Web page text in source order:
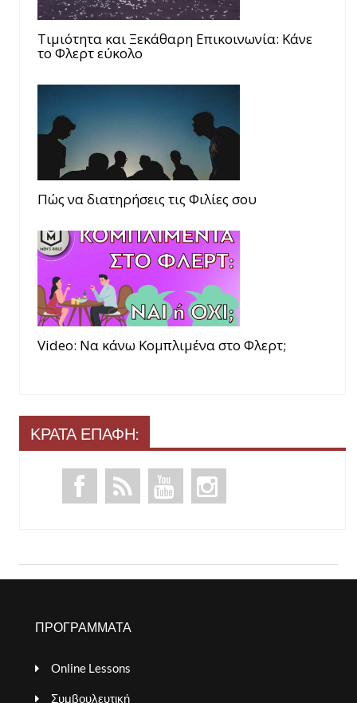
Τιμιότητα και Ξεκάθαρη Επικοινωνία: Κάνε
το Φλερτ εύκολο
Πώς να διατηρήσεις τις Φιλίες σου
Video: Να κάνω Κομπλιμένα στο Φλερτ;
ΚΡΑΤΑ ΕΠΑΦΗ:
ΠΡΟΓΡΑΜΜΑΤΑ
Online Lessons
Συμβουλευτική